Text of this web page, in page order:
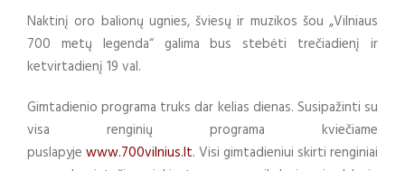
Naktinį oro balionų ugnies, šviesų ir muzikos šou „Vilniaus
700 metų legenda“ galima bus stebėti trečiadienį ir
ketvirtadienį 19 val.
Gimtadienio programa truks dar kelias dienas. Susipažinti su
visa renginių programa kviečiame
puslapyje www.700vilnius.lt. Visi gimtadieniui skirti renginiai